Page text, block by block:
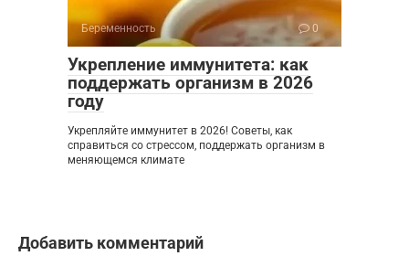
Беременность 0
Укрепление иммунитета: как
поддержать организм в 2026
году
Укрепляйте иммунитет в 2026! Советы, как
справиться со стрессом, поддержать организм в
меняющемся климате
Добавить комментарий